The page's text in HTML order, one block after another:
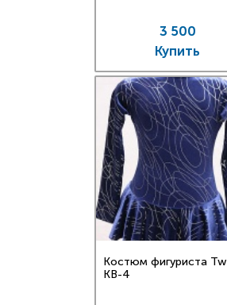
3 500
Купить
Костюм фигуриста
KB-4